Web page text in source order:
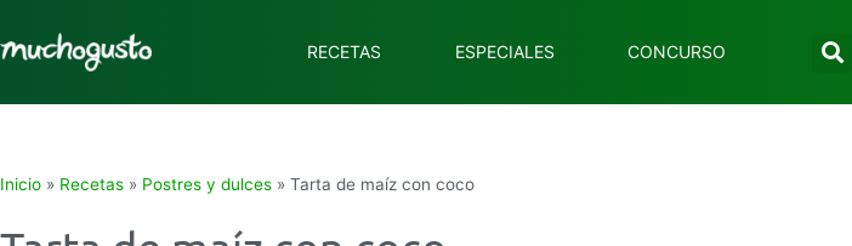
RECETAS ESPECIALES CONCURSO
Inicio » Recetas » Postres y dulces » Tarta de maíz con coco